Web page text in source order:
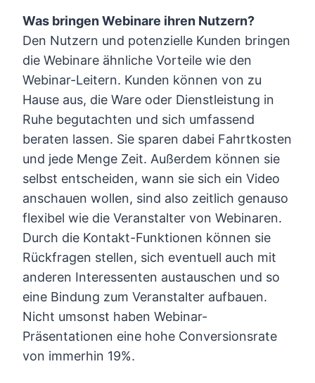
Was bringen Webinare ihren Nutzern?
Den Nutzern und potenzielle Kunden bringen
die Webinare ähnliche Vorteile wie den
Webinar-Leitern. Kunden können von zu
Hause aus, die Ware oder Dienstleistung in
Ruhe begutachten und sich umfassend
beraten lassen. Sie sparen dabei Fahrtkosten
und jede Menge Zeit. Außerdem können sie
selbst entscheiden, wann sie sich ein Video
anschauen wollen, sind also zeitlich genauso
flexibel wie die Veranstalter von Webinaren.
Durch die Kontakt-Funktionen können sie
Rückfragen stellen, sich eventuell auch mit
anderen Interessenten austauschen und so
eine Bindung zum Veranstalter aufbauen.
Nicht umsonst haben Webinar-
Präsentationen eine hohe Conversionsrate
von immerhin 19%.